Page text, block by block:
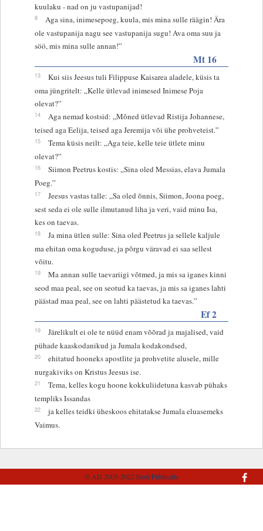
kuulaku - nad on ju vastupanijad!
8
Aga sina, inimesepoeg, kuula, mis mina sulle räägin! Ära
ole vastupanija nagu see vastupanija sugu! Ava oma suu ja
söö, mis mina sulle annan!”
Mt 16
13
Kui siis Jeesus tuli Filippuse Kaisarea aladele, küsis ta
oma jüngritelt: „Kelle ütlevad inimesed Inimese Poja
olevat?”
14
Aga nemad kostsid: „Mõned ütlevad Ristija Johannese,
teised aga Eelija, teised aga Jeremija või ühe prohveteist.”
15
Tema küsis neilt: „Aga teie, kelle teie ütlete minu
olevat?”
16
Siimon Peetrus kostis: „Sina oled Messias, elava Jumala
Poeg.”
17
Jeesus vastas talle: „Sa oled õnnis, Siimon, Joona poeg,
sest seda ei ole sulle ilmutanud liha ja veri, vaid minu Isa,
kes on taevas.
18
Ja mina ütlen sulle: Sina oled Peetrus ja sellele kaljule
ma ehitan oma koguduse, ja põrgu väravad ei saa sellest
võitu.
19
Ma annan sulle taevariigi võtmed, ja mis sa iganes kinni
seod maa peal, see on seotud ka taevas, ja mis sa iganes lahti
päästad maa peal, see on lahti päästetud ka taevas.”
Ef 2
19
Järelikult ei ole te nüüd enam võõrad ja majalised, vaid
pühade kaaskodanikud ja Jumala kodakondsed,
20
ehitatud hooneks apostlite ja prohvetite alusele, mille
nurgakiviks on Kristus Jeesus ise.
21
Tema, kelles kogu hoone kokkuliidetuna kasvab pühaks
templiks Issandas
22
ja kelles teidki üheskoos ehitatakse Jumala eluasemeks
Vaimus.
© AD 2005-2022Eesti Piibliselts